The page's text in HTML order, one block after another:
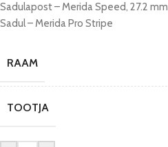
Sadulapost – Merida Speed, 27.2 mm
Sadul – Merida Pro Stripe
RAAM
TOOTJA